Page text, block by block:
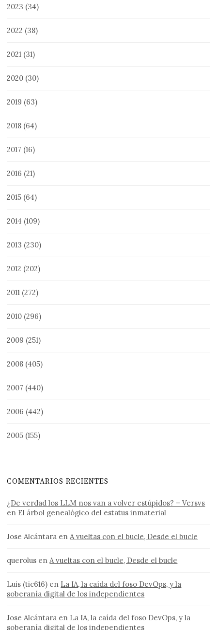
2023 (34)
2022 (38)
2021 (31)
2020 (30)
2019 (63)
2018 (64)
2017 (16)
2016 (21)
2015 (64)
2014 (109)
2013 (230)
2012 (202)
2011 (272)
2010 (296)
2009 (251)
2008 (405)
2007 (440)
2006 (442)
2005 (155)
COMENTARIOS RECIENTES
¿De verdad los LLM nos van a volver estúpidos? – Versvs
en El árbol genealógico del estatus inmaterial
Jose Alcántara en A vueltas con el bucle, Desde el bucle
querolus en A vueltas con el bucle, Desde el bucle
Luis (tic616) en La IA, la caída del foso DevOps, y la
soberanía digital de los independientes
Jose Alcántara en La IA, la caída del foso DevOps, y la
soberanía digital de los independientes